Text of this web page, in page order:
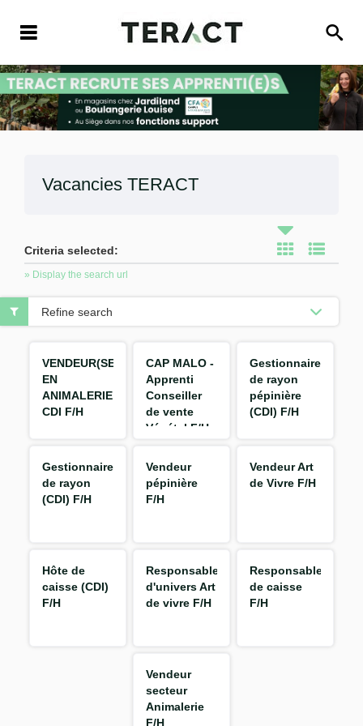
Vacancies TERACT
Criteria selected:
» Display the search url
VENDEUR(SE)
EN
ANIMALERIE
CDI F/H
CAP MALO -
Apprenti
Conseiller
de vente
Végétal F/H
Gestionnaire
de rayon
pépinière
(CDI) F/H
Gestionnaire
de rayon
(CDI) F/H
Vendeur
pépinière
F/H
Vendeur Art
de Vivre F/H
Hôte de
caisse (CDI)
F/H
Responsable
d'univers Art
de vivre F/H
Responsable
de caisse
F/H
Vendeur
secteur
Animalerie
F/H
Refine search